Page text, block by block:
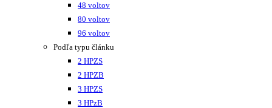
48 voltov
80 voltov
96 voltov
Podľa typu článku
2 HPZS
2 HPZB
3 HPZS
3 HPzB